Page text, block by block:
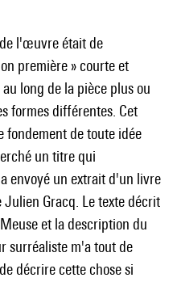
l'œuvre était de
première » courte et
long de la pièce plus ou
formes différentes. Cet
fondement de toute idée
un titre qui
envoyé un extrait d'un livre
Gracq. Le texte décrit
et la description du
surréaliste m'a tout de
décrire cette chose si